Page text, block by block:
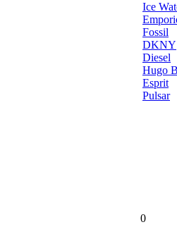
Ice
Fossil
DKNY
Diesel
Hugo
Esprit
Pulsar
0